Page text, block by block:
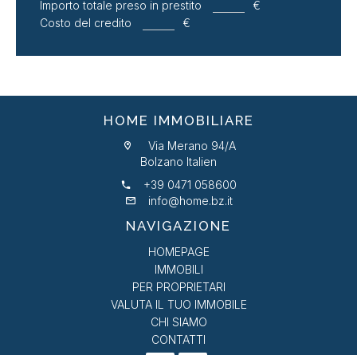
Importo totale preso in prestito
€
Costo del credito
€
HOME IMMOBILIARE
Via Merano 94/A
Bolzano Italien
+39 0471 058600
info@home.bz.it
NAVIGAZIONE
HOMEPAGE
IMMOBILI
PER PROPRIETARI
VALUTA IL TUO IMMOBILE
CHI SIAMO
CONTATTI